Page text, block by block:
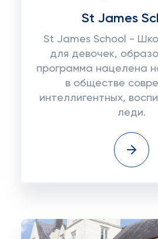
St James
St James School -
для девочек,
программа нацелена
в обществе
интеллигентных,
леди.